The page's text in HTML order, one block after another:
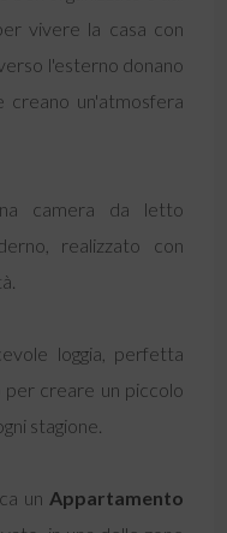
vivere la casa con
l'esterno donano
creano un'atmosfera
camera da letto
realizzato con
loggia, perfetta
creare un piccolo
stagione.
un Appartamento